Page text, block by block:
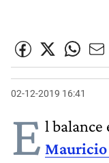
02-12-2019 16:41
E l balance